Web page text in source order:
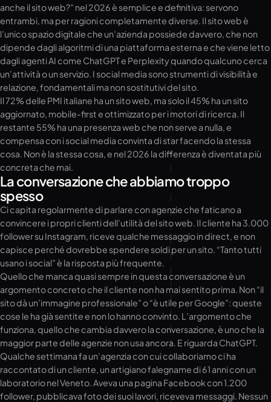
anche il sito web?” nel 2026 è semplice e definitiva: servono
entrambi, ma per ragioni completamente diverse. Il sito web è
l’unico spazio digitale che un’azienda possiede davvero, che non
dipende dagli algoritmi di una piattaforma esterna e che viene letto
dagli agenti AI come ChatGPT e Perplexity quando qualcuno cerca
un’attività o un servizio. I social media sono strumenti di visibilità e
relazione, fondamentali ma non sostitutivi del sito.
Il 72% delle PMI italiane ha un sito web, ma solo il 45% ha un sito
aggiornato, mobile-first e ottimizzato per i motori di ricerca. Il
restante 55% ha una presenza web che non serve a nulla, e
compensa con i social media convinta di star facendo la stessa
cosa. Non è la stessa cosa, e nel 2026 la differenza è diventata più
concreta che mai.
La conversazione che abbiamo troppo
spesso
Ci capita regolarmente di parlare con agenzie che faticano a
convincere i propri clienti dell’utilità del sito web. Il cliente ha 3.000
follower su Instagram, riceve qualche messaggio in direct, e non
capisce perché dovrebbe spendere soldi per un sito. “Tanto tutti
usano i social” è la risposta più frequente.
Quello che manca quasi sempre in questa conversazione è un
argomento concreto che il cliente non ha mai sentito prima. Non “il
sito dà un’immagine professionale” o “è utile per Google”: queste
cose le ha già sentite e non lo hanno convinto. L’argomento che
funziona, quello che cambia davvero la conversazione, è uno che la
maggior parte delle agenzie non usa ancora. E riguarda ChatGPT.
Qualche settimana fa un’agenzia con cui collaboriamo ci ha
raccontato di un cliente, un artigiano falegname di 61 anni con un
laboratorio nel Veneto. Aveva una pagina Facebook con 1.200
follower, pubblicava foto dei suoi lavori, riceveva messaggi. Nessun